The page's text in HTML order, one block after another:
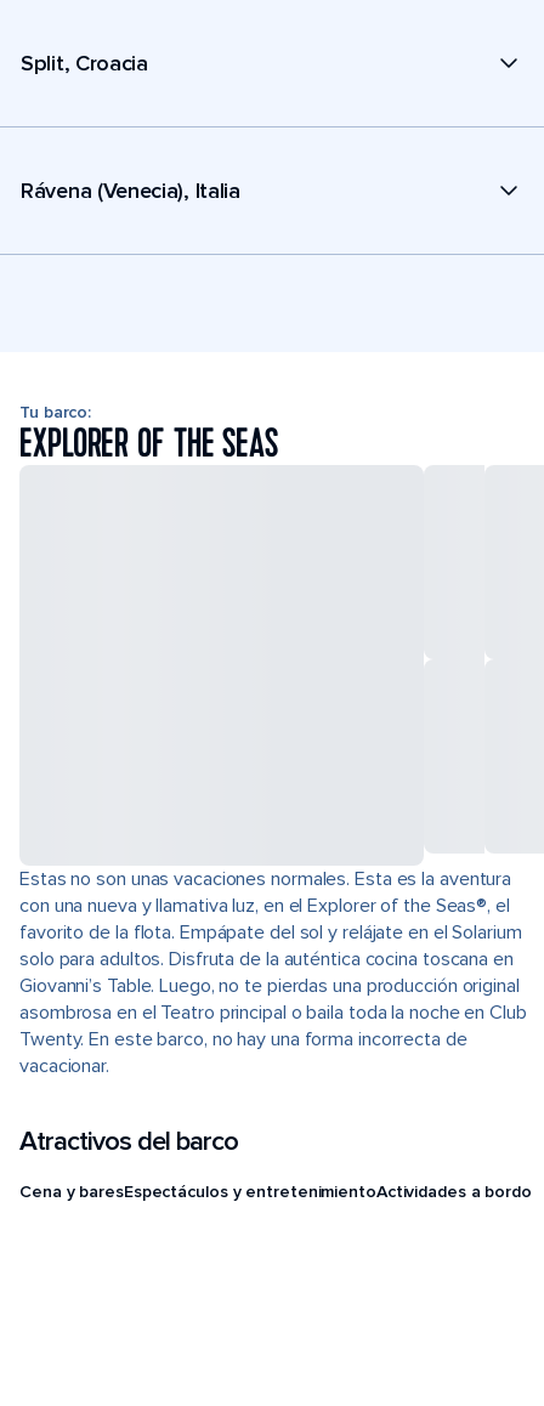
Split, Croacia
Rávena (Venecia), Italia
Tu barco:
EXPLORER OF THE SEAS
Estas no son unas vacaciones normales. Esta es la aventura
con una nueva y llamativa luz, en el Explorer of the Seas®, el
favorito de la flota. Empápate del sol y relájate en el Solarium
solo para adultos. Disfruta de la auténtica cocina toscana en
Giovanni’s Table. Luego, no te pierdas una producción original
asombrosa en el Teatro principal o baila toda la noche en Club
Twenty. En este barco, no hay una forma incorrecta de
vacacionar.
Atractivos del barco
Cena y baresEspectáculos y entretenimientoActividades a bordo